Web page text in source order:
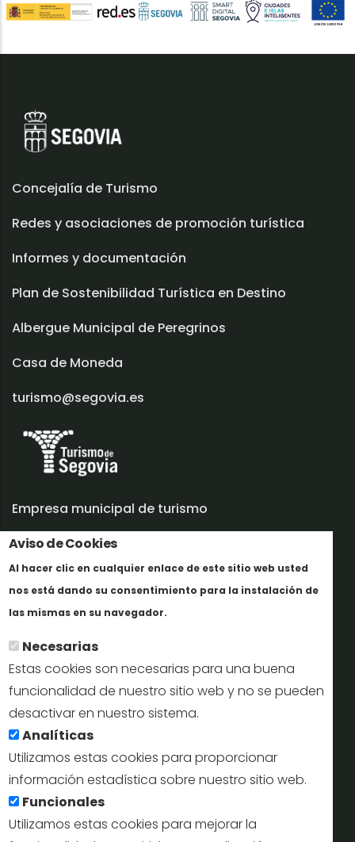
Aviso de Cookies
Al hacer clic en cualquier enlace de este sitio web usted
nos está dando su consentimiento para la instalación de
las mismas en su navegador.
Necesarias
Estas cookies son necesarias para una buena
funcionalidad de nuestro sitio web y no se pueden
desactivar en nuestro sistema.
Analíticas
Utilizamos estas cookies para proporcionar
información estadística sobre nuestro sitio web.
Funcionales
Utilizamos estas cookies para mejorar la
Concejalía de Turismo
Redes y asociaciones de promoción turística
Informes y documentación
Plan de Sostenibilidad Turística en Destino
Albergue Municipal de Peregrinos
Casa de Moneda
turismo@segovia.es
Empresa municipal de turismo
Trabaja con nosotros
Informes y documentación
Perfil del contratante
Oficinas de Turismo
reservas@turismodesegovia.com
info@turismodesegovia.com
Aviso legal |